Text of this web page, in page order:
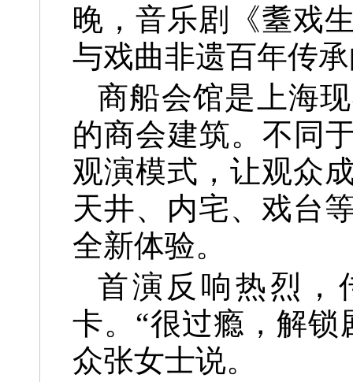
晚，音乐剧《耋戏
与戏曲非遗百年传
商船会馆是上海
的商会建筑。不同
观演模式，让观众
天井、内宅、戏台
全新体验。
首演反响热烈，
卡。“很过瘾，解
众张女士说。